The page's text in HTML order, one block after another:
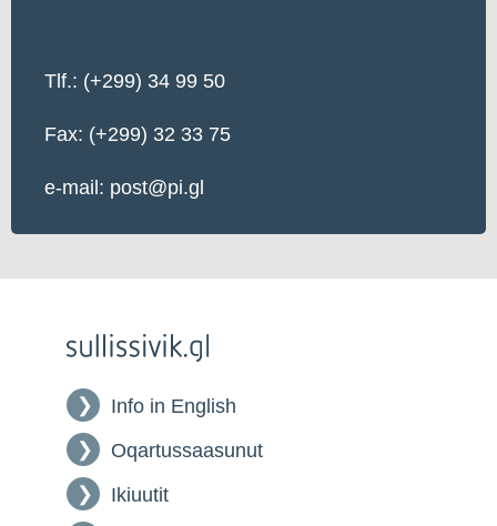
Tlf.: (+299) 34 99 50
Fax: (+299) 32 33 75
e-mail: post@pi.gl
Info in English
Oqartussaasunut
Ikiuutit